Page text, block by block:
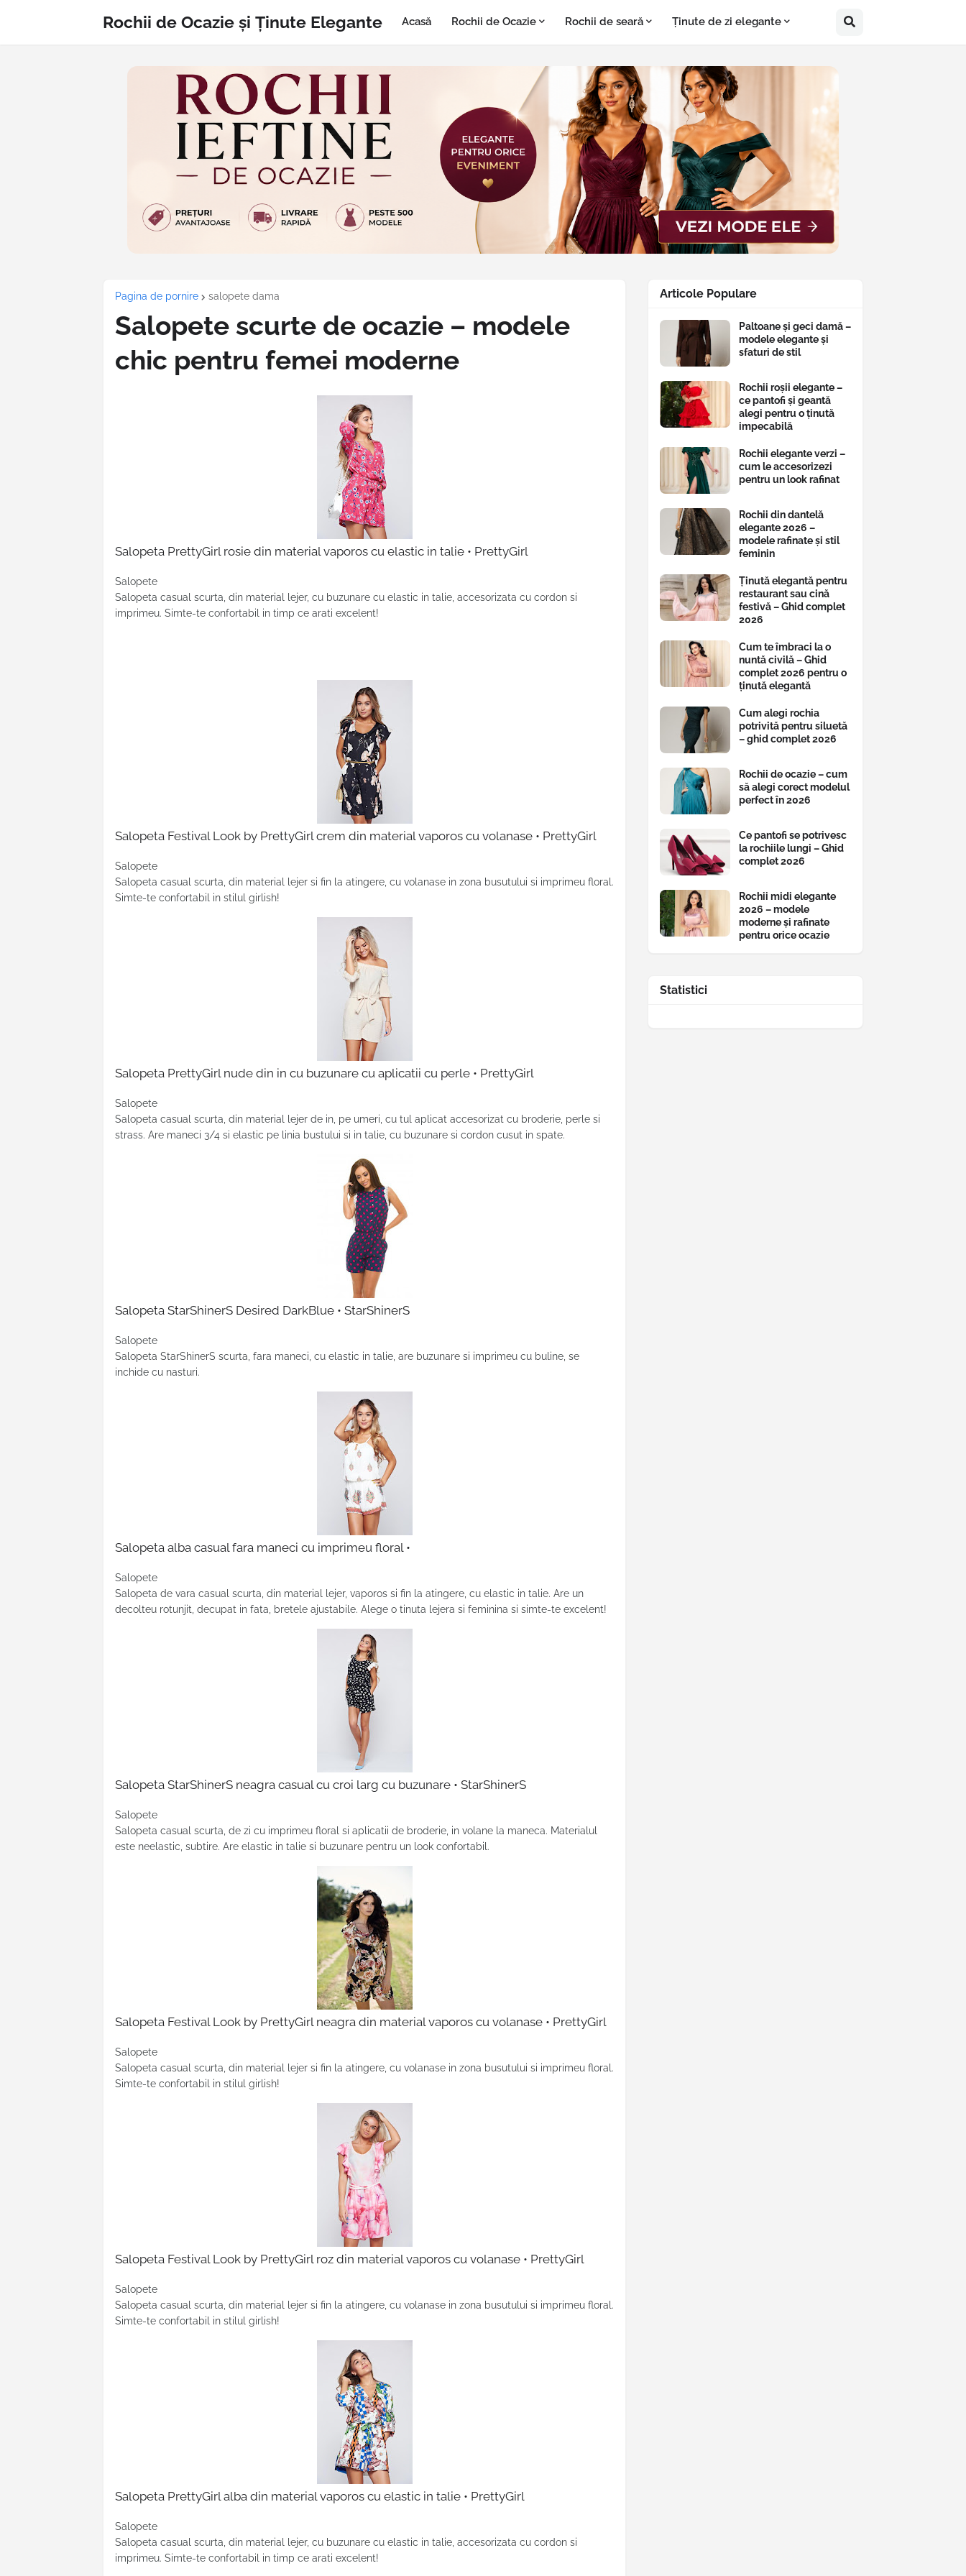
Rochii de Ocazie și Ținute Elegante Acasă Rochii de Ocazie Rochii de seară Ținute de zi elegante
Pagina de pornire salopete dama
Salopete scurte de ocazie – modele
chic pentru femei moderne
Salopeta PrettyGirl rosie din material vaporos cu elastic in talie • PrettyGirl
Salopete
Salopeta casual scurta, din material lejer, cu buzunare cu elastic in talie, accesorizata cu cordon si
imprimeu. Simte-te confortabil in timp ce arati excelent!
Salopeta Festival Look by PrettyGirl crem din material vaporos cu volanase • PrettyGirl
Salopete
Salopeta casual scurta, din material lejer si fin la atingere, cu volanase in zona busutului si imprimeu floral.
Simte-te confortabil in stilul girlish!
Salopeta PrettyGirl nude din in cu buzunare cu aplicatii cu perle • PrettyGirl
Salopete
Salopeta casual scurta , din material lejer de in, pe umeri, cu tul aplicat accesorizat cu broderie, perle si
strass. Are maneci 3/4 si elastic pe linia bustului si in talie, cu buzunare si cordon cusut in spate.
Salopeta StarShinerS Desired DarkBlue • StarShinerS
Salopete
Salopeta StarShinerS scurta, fara maneci, cu elastic in talie, are buzunare si imprimeu cu buline, se
inchide cu nasturi.
Salopeta alba casual fara maneci cu imprimeu floral •
Salopete
Salopeta de vara casual scurta , din material lejer, vaporos si fin la atingere, cu elastic in talie. Are un
decolteu rotunjit, decupat in fata, bretele ajustabile. Alege o tinuta lejera si feminina si simte-te excelent!
Salopeta StarShinerS neagra casual cu croi larg cu buzunare • StarShinerS
Salopete
Salopeta casual scurta, de zi cu imprimeu floral si aplicatii de broderie, in volane la maneca. Materialul
este neelastic, subtire. Are elastic in talie si buzunare pentru un look confortabil.
Salopeta Festival Look by PrettyGirl neagra din material vaporos cu volanase • PrettyGirl
Salopete
Salopeta casual scurta , din material lejer si fin la atingere, cu volanase in zona busutului si imprimeu floral.
Simte-te confortabil in stilul girlish!
Salopeta Festival Look by PrettyGirl roz din material vaporos cu volanase • PrettyGirl
Salopete
Salopeta casual scurta, din material lejer si fin la atingere, cu volanase in zona busutului si imprimeu floral.
Simte-te confortabil in stilul girlish!
Salopeta PrettyGirl alba din material vaporos cu elastic in talie • PrettyGirl
Salopete
Salopeta casual scurta, din material lejer, cu buzunare cu elastic in talie, accesorizata cu cordon si
imprimeu. Simte-te confortabil in timp ce arati excelent!
Articole Populare
Paltoane și geci damă –
modele elegante și
sfaturi de stil
Rochii roșii elegante –
ce pantofi și geantă
alegi pentru o ținută
impecabilă
Rochii elegante verzi –
cum le accesorizezi
pentru un look rafinat
Rochii din dantelă
elegante 2026 –
modele rafinate și stil
feminin
Ținută elegantă pentru
restaurant sau cină
festivă – Ghid complet
2026
Cum te îmbraci la o
nuntă civilă – Ghid
complet 2026 pentru o
ținută elegantă
Cum alegi rochia
potrivită pentru siluetă
– ghid complet 2026
Rochii de ocazie – cum
să alegi corect modelul
perfect în 2026
Ce pantofi se potrivesc
la rochiile lungi – Ghid
complet 2026
Rochii midi elegante
2026 – modele
moderne și rafinate
pentru orice ocazie
Statistici